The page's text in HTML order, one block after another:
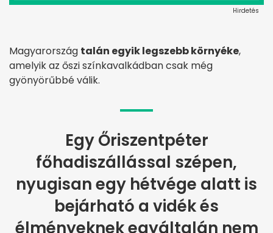
Hirdetés
Magyarország talán egyik legszebb környéke,
amelyik az őszi színkavalkádban csak még
gyönyörűbbé válik.
Egy Őriszentpéter
főhadiszállással szépen,
nyugisan egy hétvége alatt is
bejárható a vidék és
élményeknek egyáltalán nem